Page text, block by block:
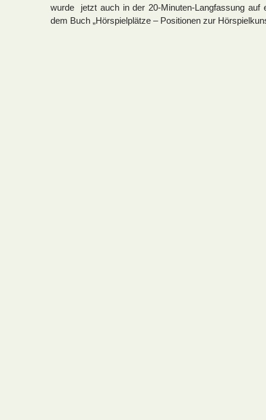
wurde jetzt auch in der 20-Minuten-Langfassung auf
dem Buch „Hörspielplätze – Positionen zur